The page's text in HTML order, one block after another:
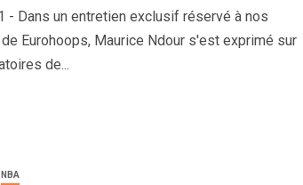
- Dans un entretien exclusif réservé à nos
Eurohoops, Maurice Ndour s'est exprimé sur
de...
NBA